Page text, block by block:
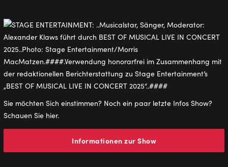
Sie möchten Sich einstimmen? Noch ein paar letzte Infos Show?
Schauen Sie hier.
Informationen zur Show